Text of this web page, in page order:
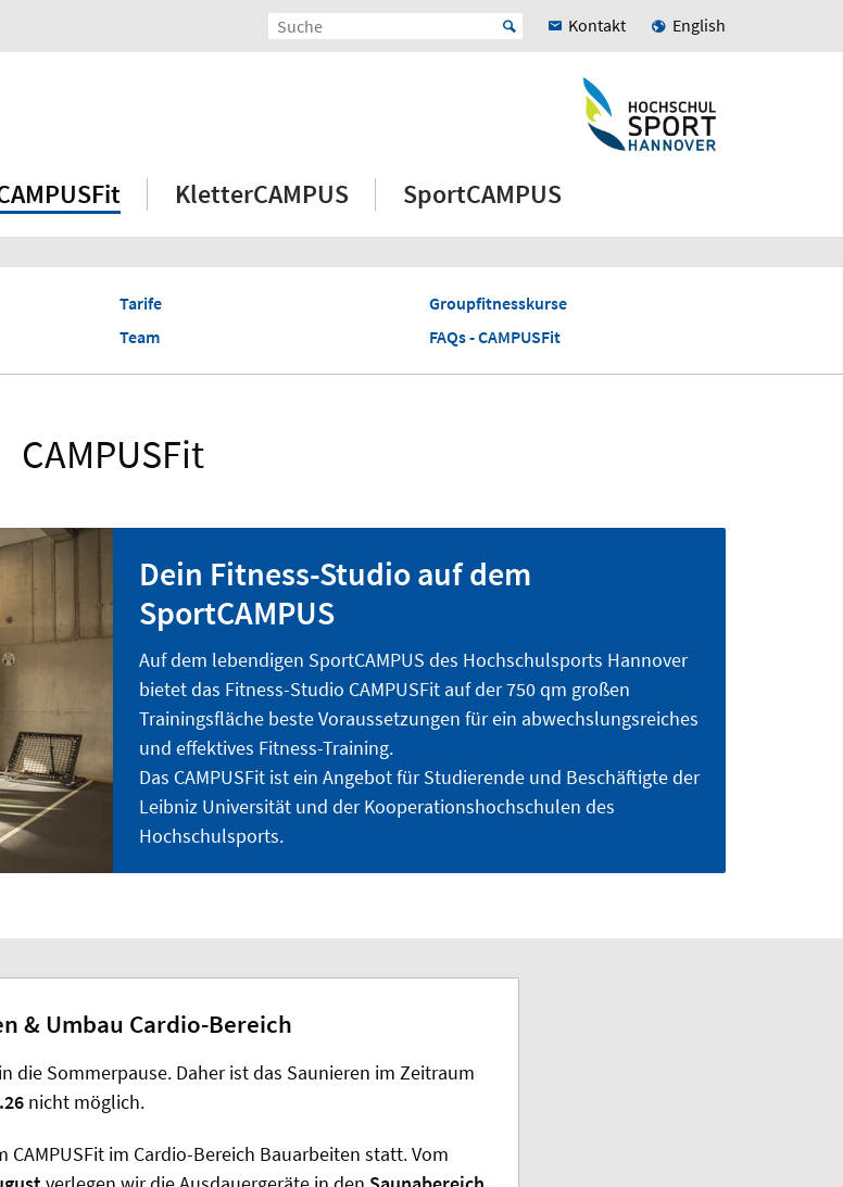
Kontakt English
KletterCAMPUS SportCAMPUS
Tarife
Team
Groupfitnesskurse
FAQs - CAMPUSFit
CAMPUSFit
Dein Fitness-Studio auf dem
SportCAMPUS
Auf dem lebendigen SportCAMPUS des Hochschulsports Hannover
bietet das Fitness-Studio CAMPUSFit auf der 750 qm großen
Trainingsfläche beste Voraussetzungen für ein abwechslungsreiches
und effektives Fitness-Training.
Das CAMPUSFit ist ein Angebot für Studierende und Beschäftigte der
Leibniz Universität und der Kooperationshochschulen des
Hochschulsports.
& Umbau Cardio-Bereich
die Sommerpause. Daher ist das Saunieren im Zeitraum
nicht möglich.
CAMPUSFit im Cardio-Bereich Bauarbeiten statt. Vom